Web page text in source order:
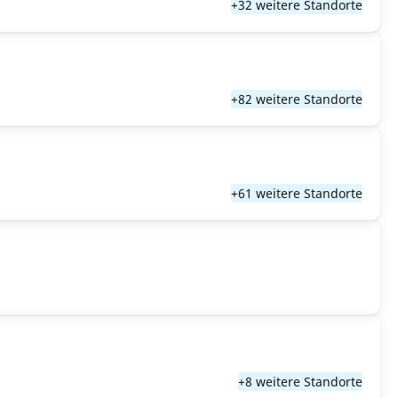
+32 weitere Standorte
+82 weitere Standorte
+61 weitere Standorte
+8 weitere Standorte